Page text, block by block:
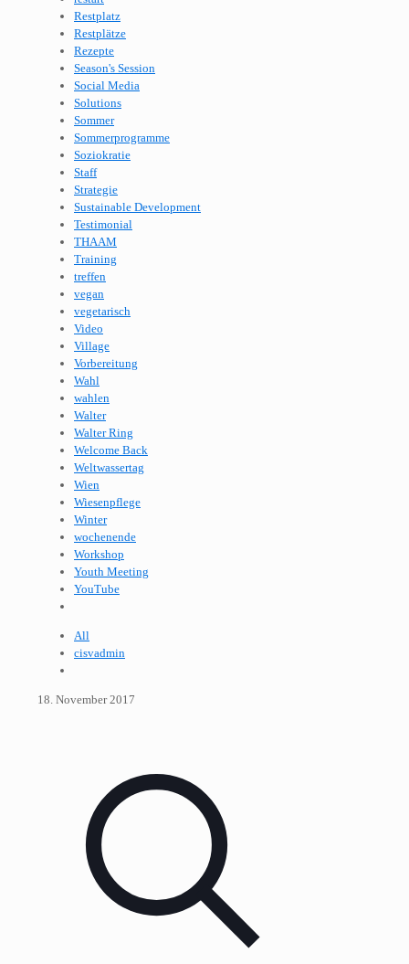
Restplatz
Restplätze
Rezepte
Season's Session
Social Media
Solutions
Sommer
Sommerprogramme
Soziokratie
Staff
Strategie
Sustainable Development
Testimonial
THAAM
Training
treffen
vegan
vegetarisch
Video
Village
Vorbereitung
Wahl
wahlen
Walter
Walter Ring
Welcome Back
Weltwassertag
Wien
Wiesenpflege
Winter
wochenende
Workshop
Youth Meeting
YouTube
All
cisvadmin
18. November 2017